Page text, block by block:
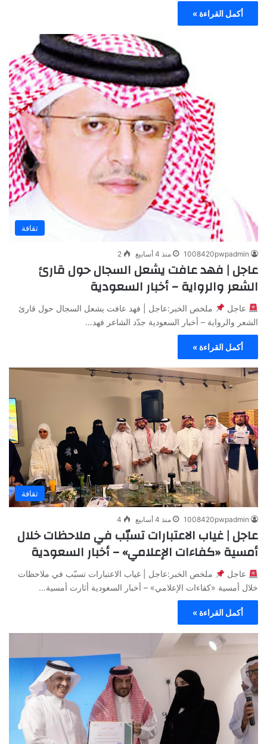
أكمل القراءة »
ثقافة
1008420pwpadmin منذ 4 أسابيع 2
عاجل | فهد عافت يشعل السجال حول قارئ
الشعر والرواية – أخبار السعودية
عاجل
ملخص الخبر:عاجل | فهد عافت يشعل السجال حول قارئ
الشعر والرواية – أخبار السعودية جدّد الشاعر فهد…
أكمل القراءة »
ثقافة
1008420pwpadmin منذ 4 أسابيع 4
عاجل | غياب الاعتبارات تسبّب في ملاحظات خلال
أمسية «كفاءات الإعلامي» – أخبار السعودية
عاجل
ملخص الخبر:عاجل | غياب الاعتبارات تسبّب في ملاحظات
خلال أمسية «كفاءات الإعلامي» – أخبار السعودية أثارت أمسية…
أكمل القراءة »